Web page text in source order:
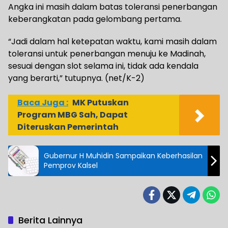
Angka ini masih dalam batas toleransi penerbangan
keberangkatan pada gelombang pertama.
“Jadi dalam hal ketepatan waktu, kami masih dalam
toleransi untuk penerbangan menuju ke Madinah,
sesuai dengan slot selama ini, tidak ada kendala
yang berarti,” tutupnya. (net/K-2)
Baca Juga : MK Putuskan
Program MBG Sah, Dapat
Diteruskan Pemerintah
Gubernur H Muhidin Sampaikan Keberhasilan
Pemprov Kalsel
Berita Lainnya